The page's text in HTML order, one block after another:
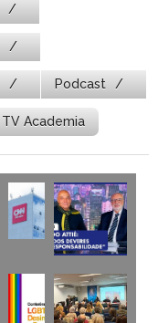
Podcast
TV Academia